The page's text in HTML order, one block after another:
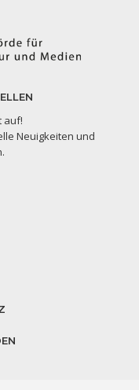
auf!
Neuigkeiten und